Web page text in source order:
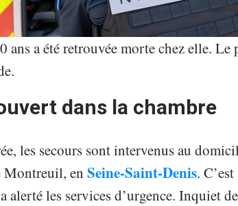
ans a été retrouvée morte chez elle.
dans la chambre
les secours sont intervenus au
Montreuil, en Seine-Saint-Denis.
alerté les services d’urgence. Inquiet